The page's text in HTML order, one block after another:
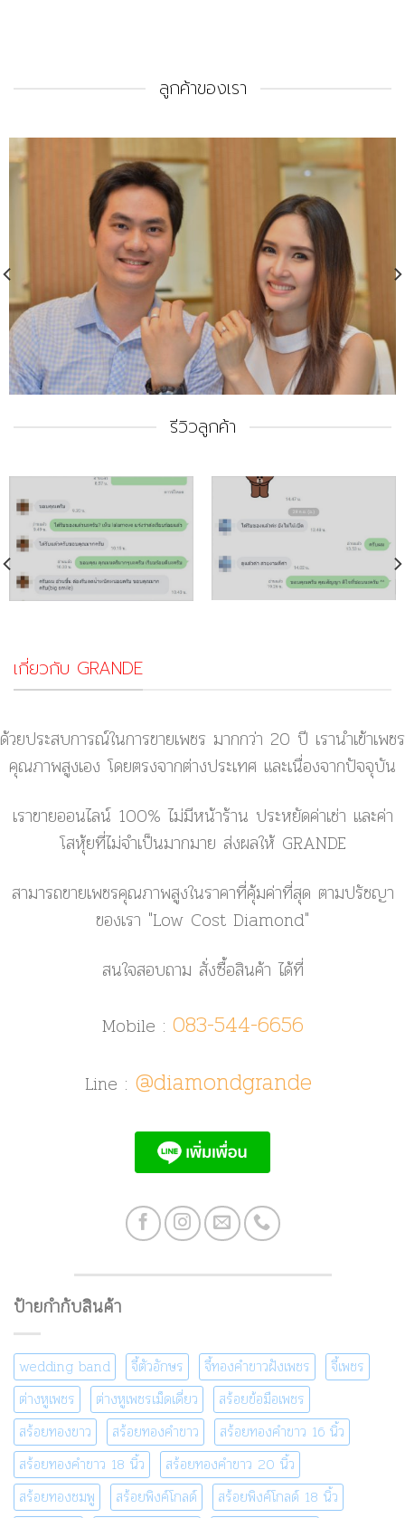
ลูกค้าของเรา
รีวิวลูกค้า
เกี่ยวกับ GRANDE
ด้วยประสบการณ์ในการขายเพชร มากกว่า 20 ปี เรานำเข้าเพชร
คุณภาพสูงเอง โดยตรงจากต่างประเทศ และเนื่องจากปัจจุบัน
เราขายออนไลน์ 100% ไม่มีหน้าร้าน ประหยัดค่าเช่า และค่า
โสหุ้ยที่ไม่จำเป็นมากมาย ส่งผลให้ GRANDE
สามารถขายเพชรคุณภาพสูงในราคาที่คุ้มค่าที่สุด ตามปรัชญา
ของเรา "Low Cost Diamond"
สนใจสอบถาม สั่งซื้อสินค้า ได้ที่
Mobile : 083-544-6656
Line : @diamondgrande
ป้ายกำกับสินค้า
wedding band จี้ตัวอักษร จี้ทองคำขาวฝังเพชร
จี้เพชร
ต่างหูเพชร
ต่างหูเพชรเม็ดเดี่ยว
สร้อยข้อมือเพชร
สร้อยทองขาว
สร้อยทองคำขาว
สร้อยทองคำขาว 16 นิ้ว
สร้อยทองคำขาว 18 นิ้ว
สร้อยทองคำขาว 20 นิ้ว
สร้อยทองชมพู
สร้อยพิงค์โกลด์ สร้อยพิงค์โกลด์ 18 นิ้ว